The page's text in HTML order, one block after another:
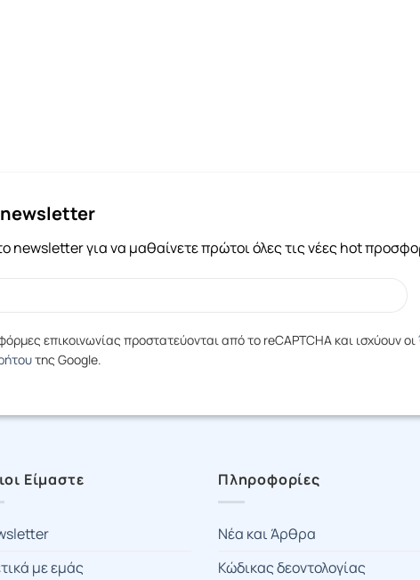
newsletter για να μαθαίνετε πρώτοι όλες τις νέες hot
επικοινωνίας προστατεύονται από το reCAPTCHA και ισχύουν οι
της Google.
Είμαστε
με εμάς
Πληροφορίες
Νέα και Άρθρα
Κώδικας δεοντολογίας